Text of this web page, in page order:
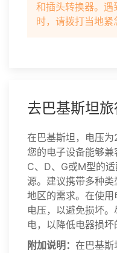
和插头转换器。
时，请拨打当地紧
去巴基斯坦
在巴基斯坦，电压
您的电子设备能够
C、D、G或M型的
源。建议携带多种
地区的需求。在使
电压，以避免损坏
电，以降低电器损坏
附加说明： 在巴基斯